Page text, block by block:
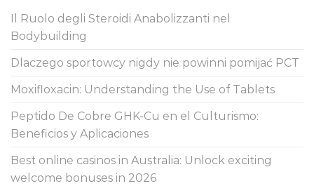
Il Ruolo degli Steroidi Anabolizzanti nel
Bodybuilding
Dlaczego sportowcy nigdy nie powinni pomijać PCT
Moxifloxacin: Understanding the Use of Tablets
Peptido De Cobre GHK-Cu en el Culturismo:
Beneficios y Aplicaciones
Best online casinos in Australia: Unlock exciting
welcome bonuses in 2026